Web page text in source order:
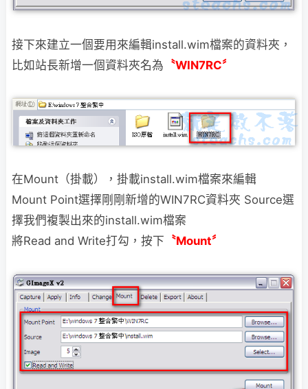
接下來建立一個要用來編輯install.wim檔案的資料夾，
比如站長新增一個資料夾名為 〝WIN7RC〞
在Mount（掛載），掛載install.wim檔案來編輯
Mount Point選擇剛剛新增的WIN7RC資料夾 Source選
擇我們複製出來的install.wim檔案
將Read and Write打勾，按下 〝Mount〞